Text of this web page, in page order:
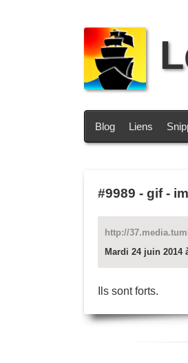
Blog Liens
#9989 - gif -
http://
Mardi 24 juin 2014
Ils sont forts.